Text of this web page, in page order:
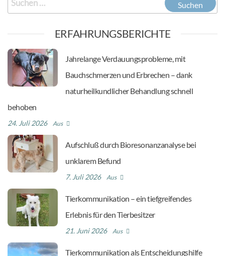
ERFAHRUNGSBERICHTE
Jahrelange Verdauungsprobleme, mit
Bauchschmerzen und Erbrechen – dank
naturheilkundlicher Behandlung schnell
behoben
24. Juli 2026 Aus
Aufschluß durch Bioresonanzanalyse bei
unklarem Befund
7. Juli 2026 Aus
Tierkommunikation – ein tiefgreifendes
Erlebnis für den Tierbesitzer
21. Juni 2026 Aus
Tierkommunikation als Entscheidungshilfe